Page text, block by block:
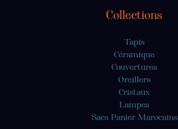
Collections
Tapis
Céramique
Couvertures
Oreillers
Cristaux
Lampes
Sacs Panier Marocains